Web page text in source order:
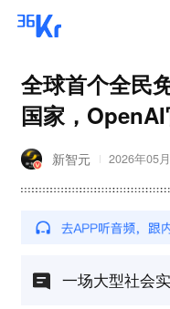
全球首个全民
国家，
新智元 2026年05
一场大型社会实